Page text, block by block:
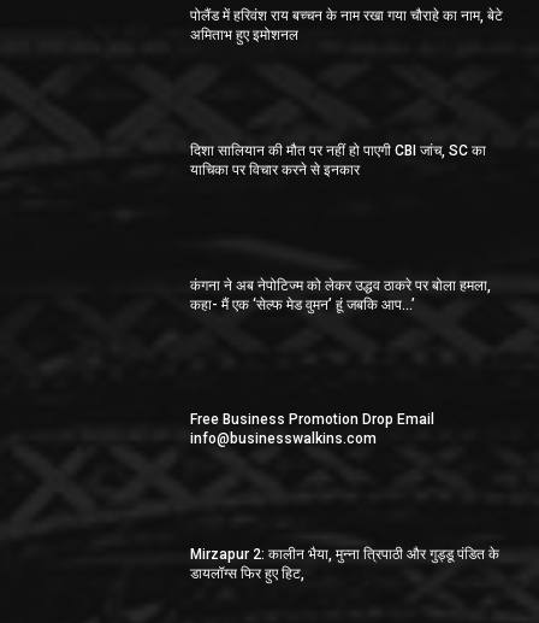
पोलैंड में हरिवंश राय बच्चन के नाम रखा गया चौराहे का नाम, बेटे
अमिताभ हुए इमोशनल
दिशा सालियान की मौत पर नहीं हो पाएगी CBI जांच, SC का
याचिका पर विचार करने से इनकार
कंगना ने अब नेपोटिज्म को लेकर उद्धव ठाकरे पर बोला हमला,
कहा- मैं एक ‘सेल्फ मेड वुमन’ हूं जबकि आप…’
Free Business Promotion Drop Email
info@businesswalkins.com
Mirzapur 2: कालीन भैया, मुन्ना त्रिपाठी और गुड्डू पंडित के
डायलॉग्स फिर हुए हिट,